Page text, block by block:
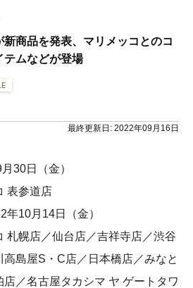
新商品を発表、マリメッコとのコ
テムなどが登場
最終更新日: 2022年09月16日
30日（金）
表参道店
10月14日（金）
札幌店／仙台店／吉祥寺店／渋谷
島屋S・C店／日本橋店／みなと
／名古屋タカシマ ヤ ゲートタワ